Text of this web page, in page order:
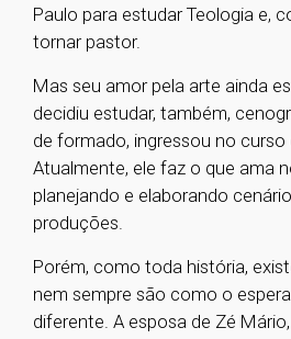
Paulo para estudar Teologia e,
tornar pastor.
Mas seu amor pela arte ainda
decidiu estudar, também,
de formado, ingressou no curso
Atualmente, ele faz o que ama
planejando e elaborando
produções.
Porém, como toda história,
nem sempre são como o
diferente. A esposa de Zé